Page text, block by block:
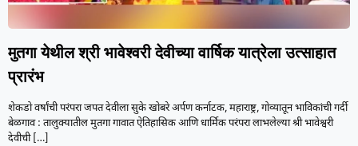
मुतगा येथील श्री भावेश्वरी देवीच्या वार्षिक यात्रेला उत्साहात
प्रारंभ
शेकडो वर्षांची परंपरा जपत देवीला सुके खोबरे अर्पण कर्नाटक, महाराष्ट्र, गोव्यातून भाविकांची गर्दी
बेळगाव : तालुक्यातील मुतगा गावात ऐतिहासिक आणि धार्मिक परंपरा लाभलेल्या श्री भावेश्वरी
देवीची[…]